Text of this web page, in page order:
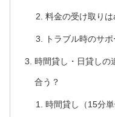
料金の受け取り
トラブル時のサ
時間貸し・日貸しの
合う？
時間貸し（15分